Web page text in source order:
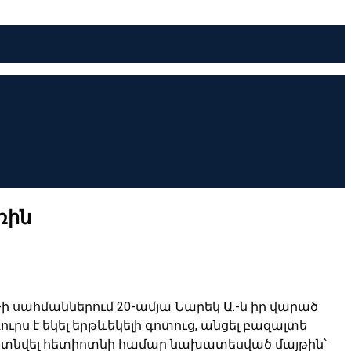
ի սահմաններում 20-ամյա Նարեկ Ա.-ն իր վարած
է եկել երթևեկելի գոտուց, անցել բազալտե
հետիոտնի համար նախատեսված մայթին՝